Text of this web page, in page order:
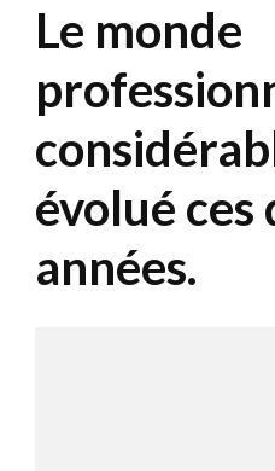
Le monde
évolué
années.